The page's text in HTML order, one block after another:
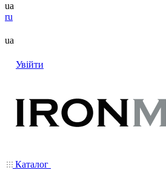
ua
ru
ua
Увійти
Каталог